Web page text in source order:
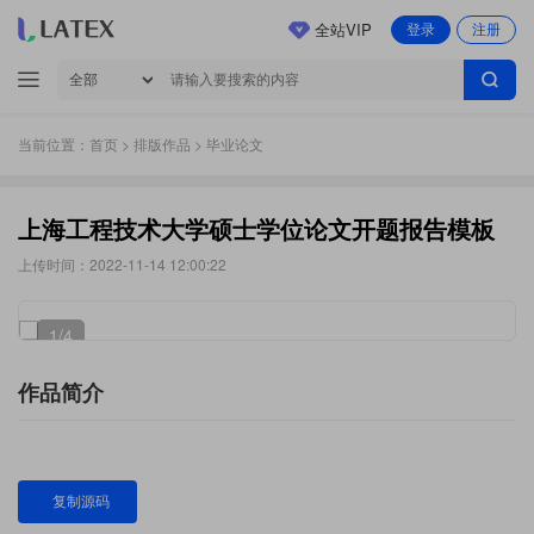
登录 注册
全站VIP
当前位置： 首页 > 排版作品 > 毕业论文
上海工程技术大学硕士学位论文开题报告模板
上传时间：2022-11-14 12:00:22
1/4
作品简介
复制源码